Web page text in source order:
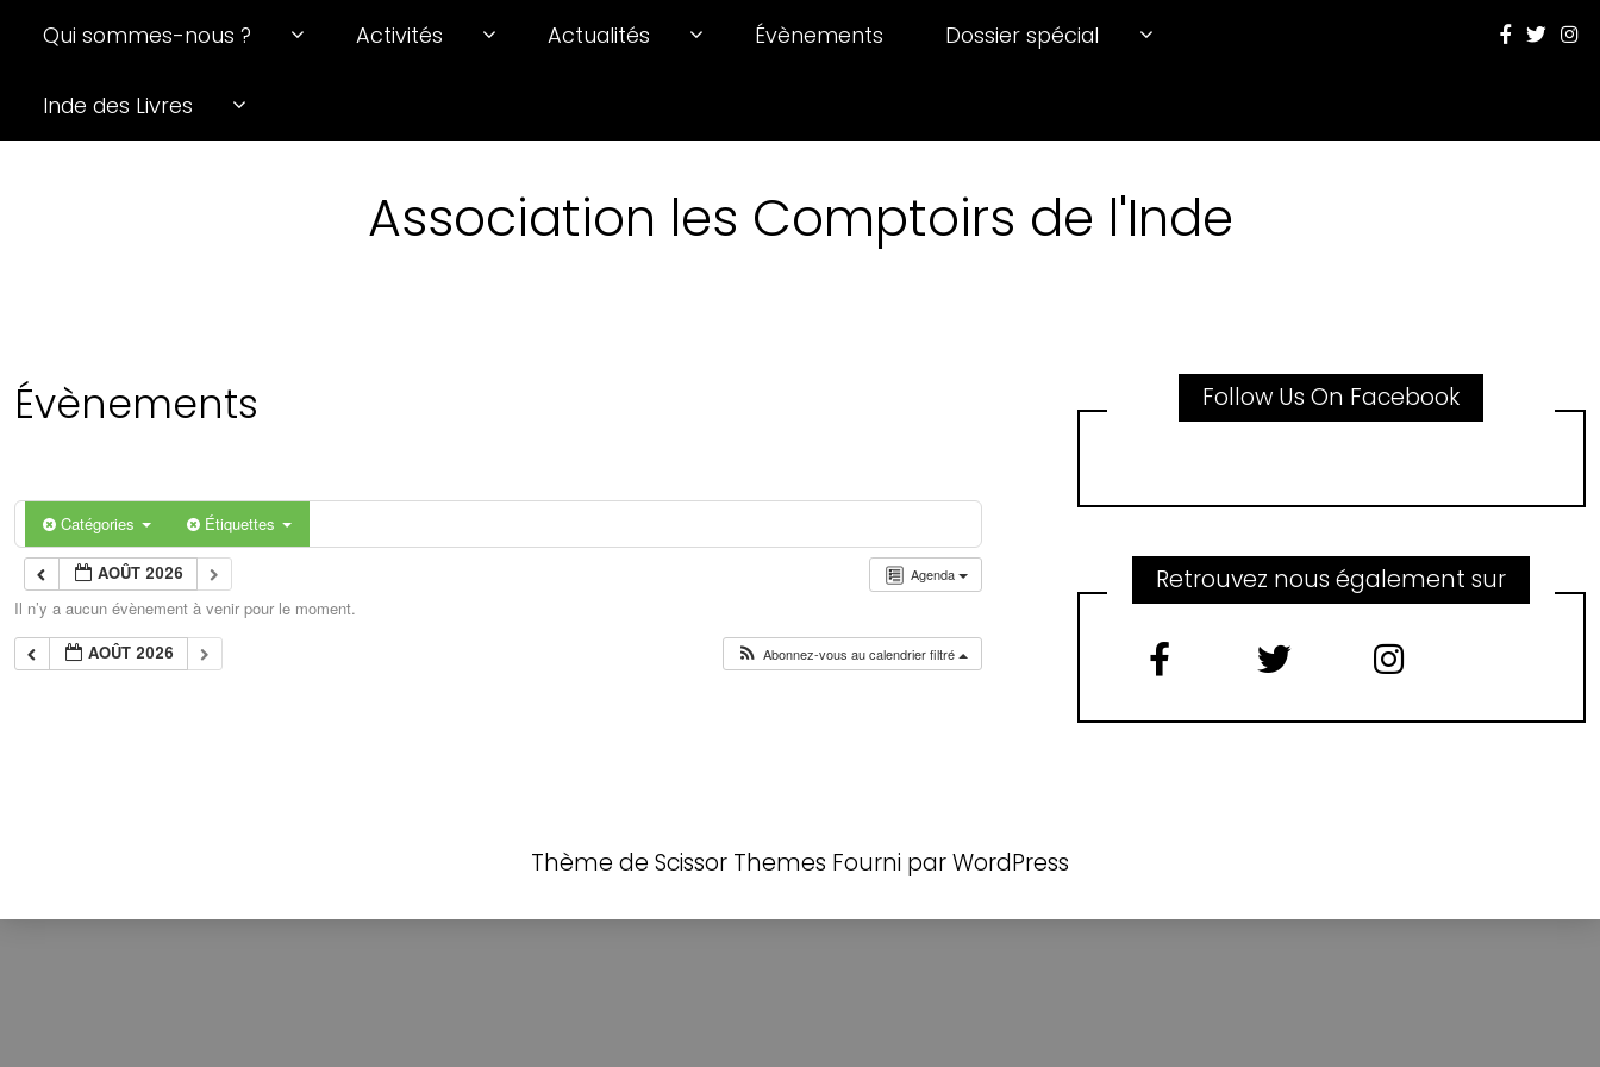
Qui sommes-nous ? Activités Actualités Évènements Dossier spécial
Inde des Livres
Association les Comptoirs de l'Inde
Évènements
Catégories Étiquettes
Agenda
AOÛT 2026
Il n’y a aucun évènement à venir pour le moment.
AOÛT 2026
Abonnez-vous au calendrier filtré
Follow Us On Facebook
Retrouvez nous également sur
Thème de Scissor Themes Fourni parWordPress